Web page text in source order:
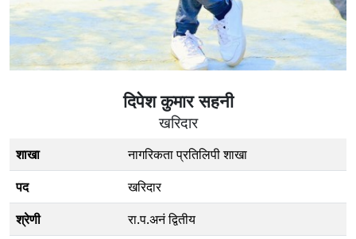
दिपेश कुमार सहनी
खरिदार
शाखा
नागरिकता प्रतिलिपी शाखा
पद
खरिदार
श्रेणी
रा.प.अनं द्वितीय